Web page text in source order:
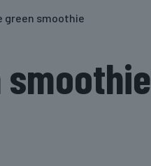
green smoothie
smoothie